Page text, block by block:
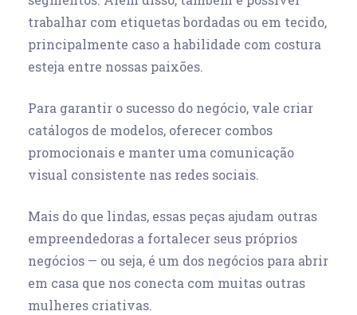
trabalhar com etiquetas bordadas ou em tecido,
principalmente caso a habilidade com costura
esteja entre nossas paixões.
Para garantir o sucesso do negócio, vale criar
catálogos de modelos, oferecer combos
promocionais e manter uma comunicação
visual consistente nas redes sociais.
Mais do que lindas, essas peças ajudam outras
empreendedoras a fortalecer seus próprios
negócios — ou seja, é um dos negócios para abrir
em casa que nos conecta com muitas outras
mulheres criativas.